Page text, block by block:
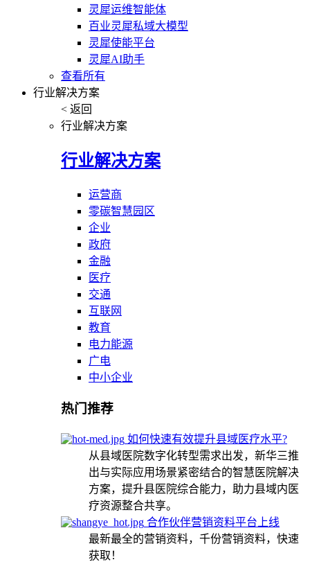
灵犀运维智能体
百业灵犀私域大模型
灵犀使能平台
灵犀AI助手
查看所有
行业解决方案
< 返回
行业解决方案
行业解决方案
运营商
零碳智慧园区
企业
政府
金融
医疗
交通
互联网
教育
电力能源
广电
中小企业
热门推荐
如何快速有效提升县域医疗水平?
从县域医院数字化转型需求出发，新华三推
出与实际应用场景紧密结合的智慧医院解决
方案，提升县医院综合能力，助力县域内医
疗资源整合共享。
合作伙伴营销资料平台上线
最新最全的营销资料，千份营销资料，快速
获取！